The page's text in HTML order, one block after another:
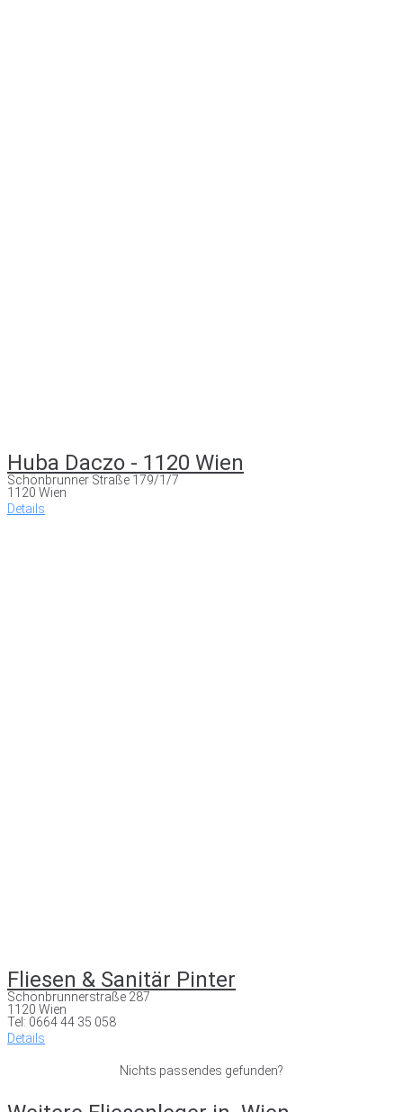
Huba Daczo - 1120 Wien
Schönbrunner Straße 179/1/7
1120 Wien
Details
Fliesen & Sanitär Pinter
Schönbrunnerstraße 287
1120 Wien
Tel: 0664 44 35 058
Details
Nichts passendes gefunden?